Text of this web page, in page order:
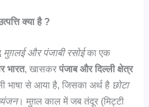
क्या है ?
मुग़लई और पंजाबी रसोईका एक
भारत, खासकरपंजाब और दिल्ली क्षेत्र
भाषा से आया है, जिसका अर्थ है छोटा
। मुग़ल काल में जब तंदूर (मिट्टी